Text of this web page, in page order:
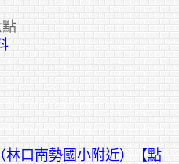
林口南勢國小附近）【點